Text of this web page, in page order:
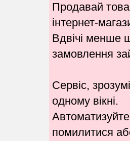
Продавай
інтернет-
Вдвічі менше
замовлення
Сервіс,
одному вікні.
Автоматизуйте
помилитися